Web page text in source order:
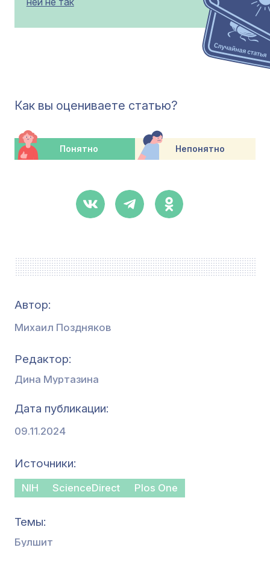
Как вы оцениваете статью?
Понятно Непонятно
Автор:
Михаил Поздняков
Редактор
Дина Муртазина
Дата публикации
09.11.2024
Источники
NIH ScienceDirect Plos One
Темы
Булшит